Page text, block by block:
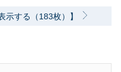
示する（183枚）】